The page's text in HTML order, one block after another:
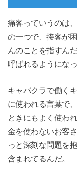
痛客っていうのは
の一つで、接客が
んのことを指すん
呼ばれるようにな
キャバクラで働く
に使われる言葉で
ときにもよく使わ
金を使わないお客
っと深刻な問題を
含まれてるんだ。